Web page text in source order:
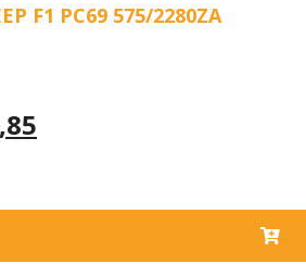
F1 PC69 575/2280ZA